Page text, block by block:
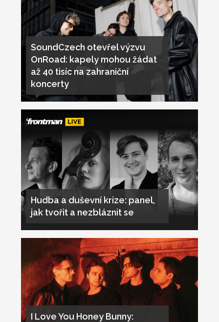
SoundCzech otevřel výzvu
OnRoad: kapely mohou žádat
až 40 tisíc na zahraniční
koncerty
Hudba a duševní krize: panel,
jak tvořit a nezbláznit se
I Love You Honey Bunny: